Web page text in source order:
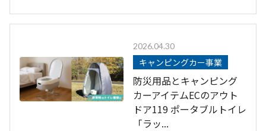
2026.04.30
キャンピングカー事業
防災用品とキャンピング
カーアイテムECのアウト
ドア119 ポータブルトイレ
「ラッ...